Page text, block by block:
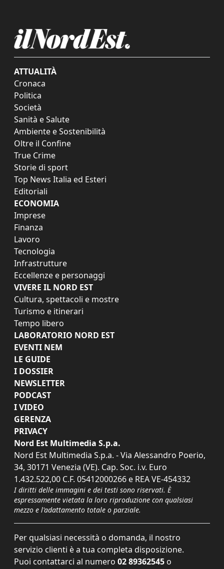
ATTUALITÀ
Cronaca
Politica
Società
Sanità e Salute
Ambiente e Sostenibilità
Oltre il Confine
True Crime
Storie di sport
Top News Italia ed Esteri
Editoriali
ECONOMIA
Imprese
Finanza
Lavoro
Tecnologia
Infrastrutture
Eccellenze e personaggi
VIVERE IL NORD EST
Cultura, spettacoli e mostre
Turismo e itinerari
Tempo libero
LABORATORIO NORD EST
EVENTI NEM
LE GUIDE
I DOSSIER
NEWSLETTER
PODCAST
I VIDEO
GERENZA
PRIVACY
Nord Est Multimedia S.p.a.
Nord Est Multimedia S.p.a. - Via Alessandro Poerio,
34, 30171 Venezia (VE). Cap. Soc. i.v. Euro
1.432.522,00 C.F. 05412000266 e REA VE-454332
I diritti delle immagini e dei testi sono riservati. È
espressamente vietata la loro riproduzione con qualsiasi
mezzo e l'adattamento totale o parziale.
Per qualsiasi necessità o domanda, il nostro
servizio clienti è a tua completa disposizione.
Puoi contattarci al numero 02 89362545 o